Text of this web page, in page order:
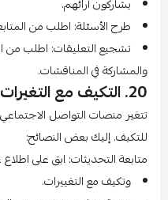
يشاركون آرائهم.
طرح الأسئلة: اطلب من
تشجيع التعليقات: اطلب من
والمشاركة في المناقشات.
20. التكيف مع التغيرات في المنصة
تتغير منصات التواصل
للتكيف. إليك بعض النصائح:
متابعة التحديثات: ابق على
وتكيف مع التغييرات.